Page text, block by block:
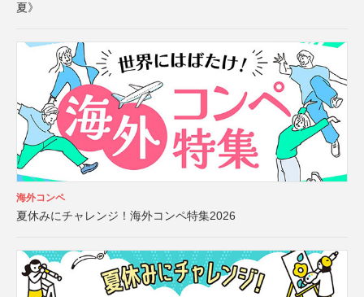
夏》
海外コンペ
夏休みにチャレンジ！海外コンペ特集2026